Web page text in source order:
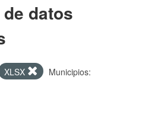
datos
XLSX
Municipios: